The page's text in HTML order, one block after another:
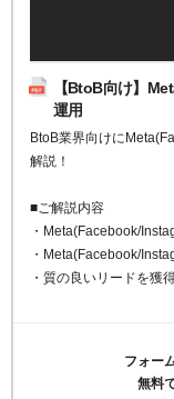
【BtoB向け】
運用
BtoB業界向けに
解説！
■ご解説内容
・Meta(Facebook/
・Meta(Facebook/
・質の良いリードを獲
フォー
無料